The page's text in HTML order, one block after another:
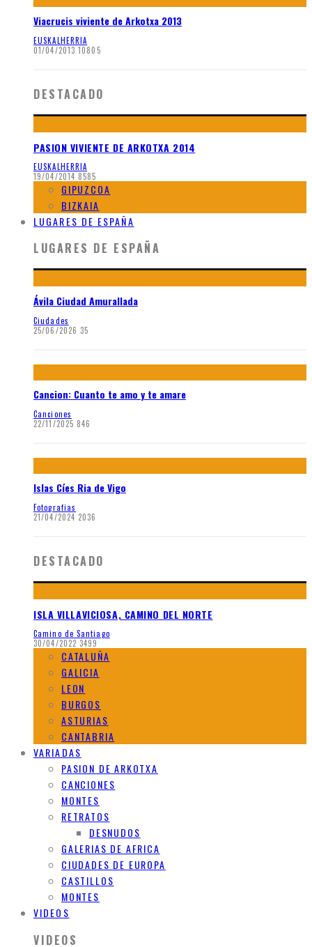
Viacrucis viviente de Arkotxa 2013
EUSKALHERRIA
01/04/2013 10805
DESTACADO
PASION VIVIENTE DE ARKOTXA 2014
EUSKALHERRIA
19/04/2014 8585
GIPUZCOA
BIZKAIA
LUGARES DE ESPAÑA
LUGARES DE ESPAÑA
Ávila Ciudad Amurallada
Ciudades
25/06/2026 35
Cancion: Cuanto te amo y te amare
Canciones
22/11/2025 846
Islas Cíes Ria de Vigo
Fotografias
21/04/2024 2036
DESTACADO
ISLA VILLAVICIOSA, CAMINO DEL NORTE
Camino de Santiago
30/04/2022 3499
CATALUÑA
GALICIA
LEON
BURGOS
ASTURIAS
CANTABRIA
VARIADAS
PASION DE ARKOTXA
CANCIONES
MONTES
RETRATOS
DESNUDOS
GALERIAS DE AFRICA
CIUDADES DE EUROPA
CASTILLOS
MONTES
VIDEOS
VIDEOS